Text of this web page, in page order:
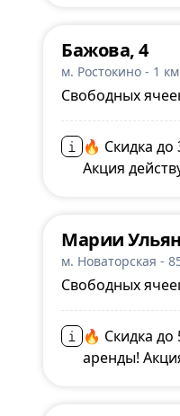
Бажова, 4
м. Ростокино - 1 км
Свободных
🔥 Скидка
Акция
Марии
м. Новаторская -
Свободных
🔥 Скидка
аренды!